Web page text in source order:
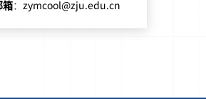
箱： zymcool@zju.edu.cn